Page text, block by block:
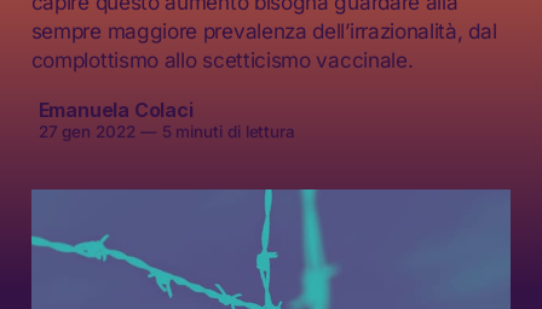
sempre maggiore prevalenza dell’irrazionalità, dal
complottismo allo scetticismo vaccinale.
Emanuela Colaci
27 gen 2022 — 5 minuti di lettura